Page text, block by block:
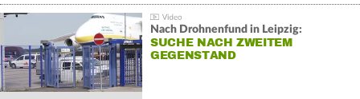
Nach Drohnenfund in Leipzig:
SUCHE NACH ZWEITEM
GEGENSTAND